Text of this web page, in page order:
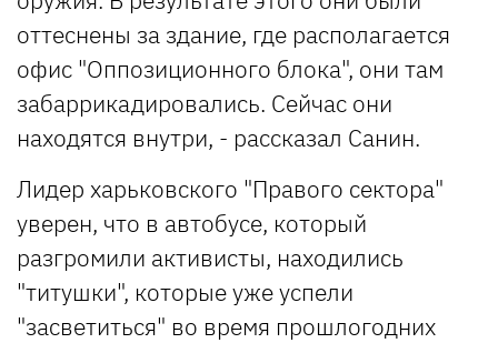
оттеснены за здание, где располагается
офис "Оппозиционного блока", они там
забаррикадировались. Сейчас они
находятся внутри, - рассказал Санин.
Лидер харьковского "Правого сектора"
уверен, что в автобусе, который
разгромили активисты, находились
"титушки", которые уже успели
"засветиться" во время прошлогодних